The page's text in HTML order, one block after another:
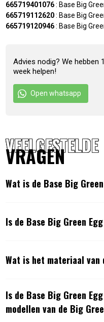
665719401076: Base Big
665719112620: Base Big
665719120946: Base Big
Advies nodig? We hebben
week helpen!
Open whatsapp
VEELGESTELDE
VRAGEN
Wat is de Base Big
Is de Base Big Green
Wat is het materiaal van
Is de Base Big Green
modellen van de Big